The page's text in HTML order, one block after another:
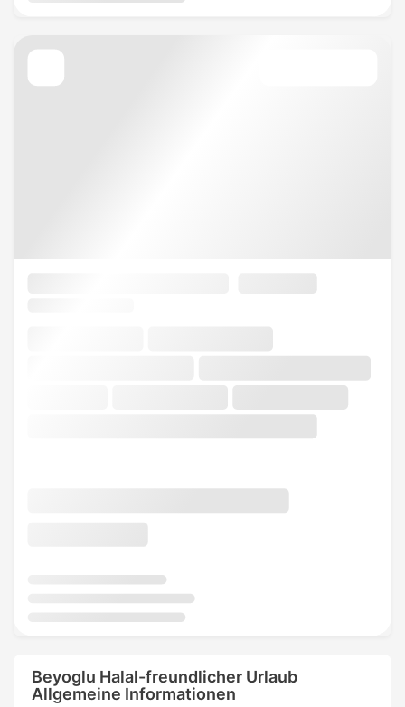
Beyoglu Halal-freundlicher Urlaub
Allgemeine Informationen